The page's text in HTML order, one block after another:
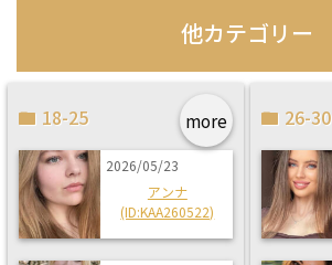
他カテゴリー
more
18-25
2026/05/23
アンナ
(ID:KAA260522)
26-30